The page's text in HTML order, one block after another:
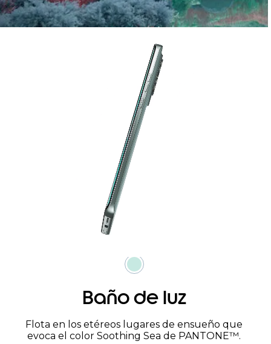
Baño de luz
Flota en los etéreos lugares de ensueño que
evoca el color Soothing Sea de PANTONE™.